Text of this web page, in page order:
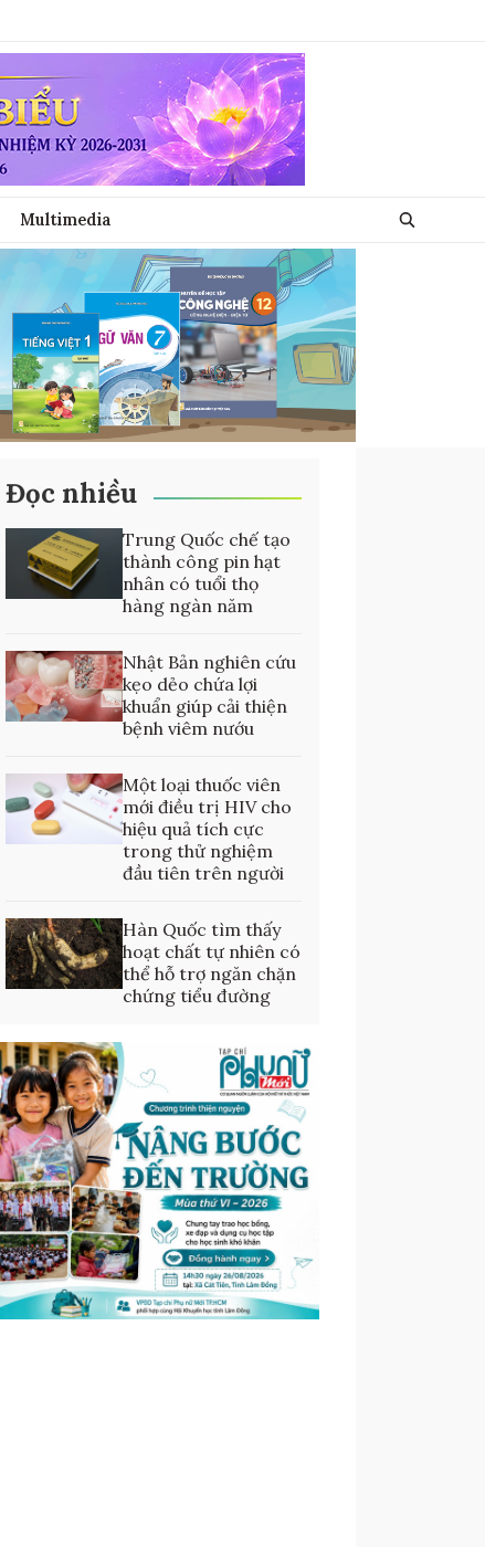
Multimedia
Đọc nhiều
Trung Quốc chế tạo
thành công pin hạt
nhân có tuổi thọ
hàng ngàn năm
Nhật Bản nghiên cứu
kẹo dẻo chứa lợi
khuẩn giúp cải thiện
bệnh viêm nướu
Một loại thuốc viên
mới điều trị HIV cho
hiệu quả tích cực
trong thử nghiệm
đầu tiên trên người
Hàn Quốc tìm thấy
hoạt chất tự nhiên có
thể hỗ trợ ngăn chặn
chứng tiểu đường